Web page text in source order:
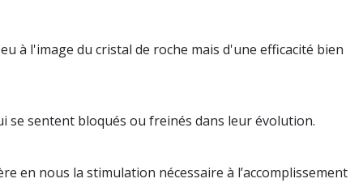
à l'image du cristal de roche mais d'une efficacité bien
se sentent bloqués ou freinés dans leur évolution.
en nous la stimulation nécessaire à l’accomplissement